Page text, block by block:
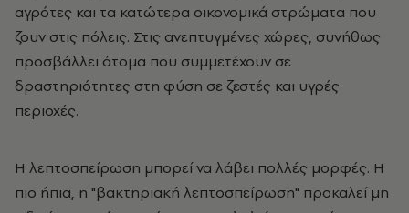
αγρότες και τα κατώτερα οικονομικά στρώματα που
ζουν στις πόλεις. Στις ανεπτυγμένες χώρες, συνήθως
προσβάλλει άτομα που συμμετέχουν σε
δραστηριότητες στη φύση σε ζεστές και υγρές
περιοχές.
Η λεπτοσπείρωση μπορεί να λάβει πολλές μορφές. Η
πιο ήπια, η "βακτηριακή λεπτοσπείρωση" προκαλεί μη